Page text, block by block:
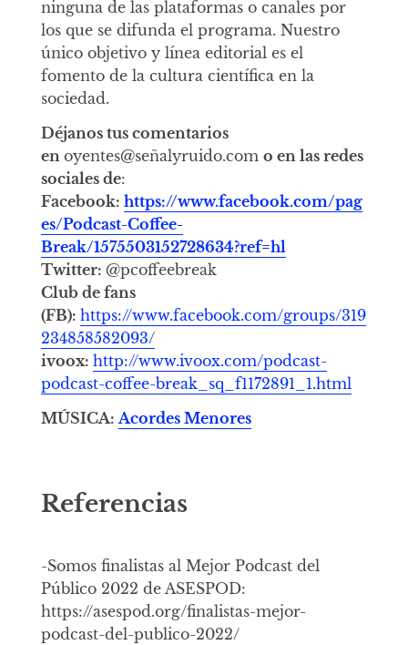
ninguna de las plataformas o canales por
los que se difunda el programa. Nuestro
único objetivo y línea editorial es el
fomento de la cultura científica en la
sociedad.
Déjanos tus comentarios
en oyentes@señalyruido.com o en las redes
sociales de:
Facebook: https://www.facebook.com/pag
es/Podcast-Coffee-
Break/1575503152728634?ref=hl
Twitter: @pcoffeebreak
Club de fans
(FB): https://www.facebook.com/groups/319
234858582093/
ivoox: http://www.ivoox.com/podcast-
podcast-coffee-break_sq_f1172891_1.html
MÚSICA: Acordes Menores
Referencias
-Somos finalistas al Mejor Podcast del
Público 2022 de ASESPOD:
https://asespod.org/finalistas-mejor-
podcast-del-publico-2022/